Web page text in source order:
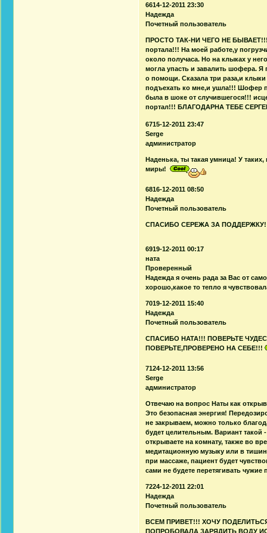
6614-12-2011 23:30
Надежда
Почетный пользователь
ПРОСТО ТАК-НИ ЧЕГО НЕ БЫВАЕТ!!!
портала!!! На моей работе,у
около получаса. Но на клыках у
могла упасть и завалить шофера.
о помощи. Сказала три раза,и
подъехать ко мне,и ушла!!! Шофер
была в шоке от случившегося!!!
портал!!! БЛАГОДАРНА ТЕБЕ
6715-12-2011 23:47
Serge
администратор
Наденька, ты такая умница! У
миры!
6816-12-2011 08:50
Надежда
Почетный пользователь
СПАСИБО СЕРЕЖА ЗА
6919-12-2011 00:17
ната
Проверенный
Надежда я очень рада за Вас от
хорошо,какое то тепло я
7019-12-2011 15:40
Надежда
Почетный пользователь
СПАСИБО НАТА!!! ПОВЕРЬТЕ
ПОВЕРЬТЕ,ПРОВЕРЕНО НА СЕБЕ!!!
7124-12-2011 13:56
Serge
администратор
Отвечаю на вопрос Наты как
Это безопасная энергия!
не закрываем, можно только
будет целительным. Вариант такой
открываете на комнату, также во
медитационную музыку или в
при массаже, пациент будет
сами не будете перетягивать
7224-12-2011 22:01
Надежда
Почетный пользователь
ВСЕМ ПРИВЕТ!!! ХОЧУ
ПОПРОБОВАЛА ЗАРЯДИТЬ ВОДУ